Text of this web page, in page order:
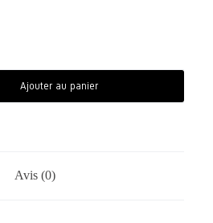
Ajouter au panier
Avis (0)